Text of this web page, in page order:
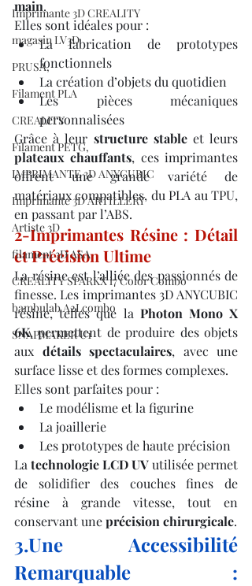
Imprimante 3D CREALITY
magasin LV3D
PRUSA,
Filament PLA
CREALITY
Filament PETG,
IMPRIMANTE 3D ANYCUBIC
Imprimante 3D ARTILLERY
Artiste 3D
filament 3D ASA
CREALITY SPARKX i7 Color Combo
bambulab A2Lcombo
SNAPMAKER U1
main.
Elles sont idéales pour :
La fabrication de prototypes
fonctionnels
La création d’objets du quotidien
Les pièces mécaniques
personnalisées
Grâce à leur structure stable
plateaux chauffants, ces imprimantes
offrent une grande variété de
matériaux compatibles, du PLA au TPU,
en passant par l’ABS.
2-Imprimantes Résine : Détail
et Précision Ultime
La résine est l’alliée des passionnés de
finesse. Les imprimantes 3D ANYCUBIC
résine, telles que la Photon Mono X
6K, permettent de produire des objets
aux détails spectaculaires, avec une
surface lisse et des formes complexes.
Elles sont parfaites pour :
Le modélisme et la figurine
La joaillerie
Les prototypes de haute précision
La technologie LCD UV utilisée permet
de solidifier des couches fines de
résine à grande vitesse, tout en
conservant une précision chirurgicale.
3.Une Accessibilité
Remarquable :